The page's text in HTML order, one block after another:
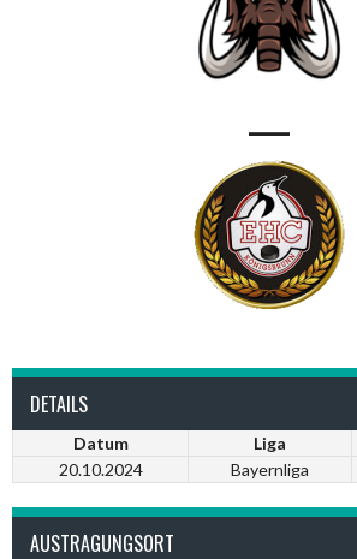
—
DETAILS
Datum Liga
20.10.2024
Bayernliga
AUSTRAGUNGSORT